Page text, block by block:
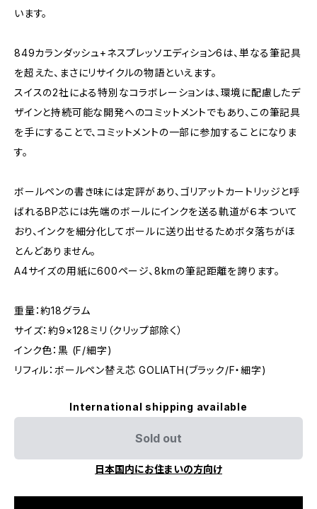
います。
849カランダッシュ+ネスプレッソエディション6は、単なる筆記具
を超えた、まさにリサイクルの物語といえます。
スイスの2社による特別なコラボレーションは、環境に配慮したデ
ザインと持続可能な開発へのコミットメントでもあり、この筆記具
を手にすることで、コミットメントの一部に参加することになりま
す。
ボールペンの書き味には定評があり、ゴリアットカートリッジと呼
ばれるBP芯には先端のボールにインクを送る軌道が６本ついて
おり、インクを細分化してボールに送り出せるためボタ落ちがほ
とんどありません。
A4サイズの用紙に600ページ、8kmの筆記距離を誇ります。
重量：約18グラム
サイズ：約9×128ミリ（クリップ部除く）
インク色：黒 (F/細字)
リフィル：ボールペン替え芯 GOLIATH(ブラック/F・細字)
International shipping available
Sold out
日本国内にお住まいの方向け